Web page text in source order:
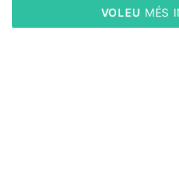
VOLEU MÉS